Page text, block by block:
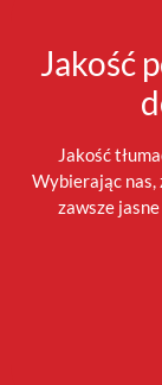
Jakość
Jakość
Wybierając nas,
zawsze